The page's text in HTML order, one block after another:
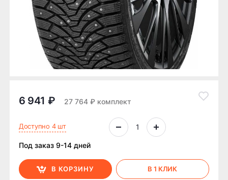
6 941 ₽ 27 764 ₽ комплект
Доступно 4 шт
Под заказ 9-14 дней
В КОРЗИНУ В 1 КЛИК